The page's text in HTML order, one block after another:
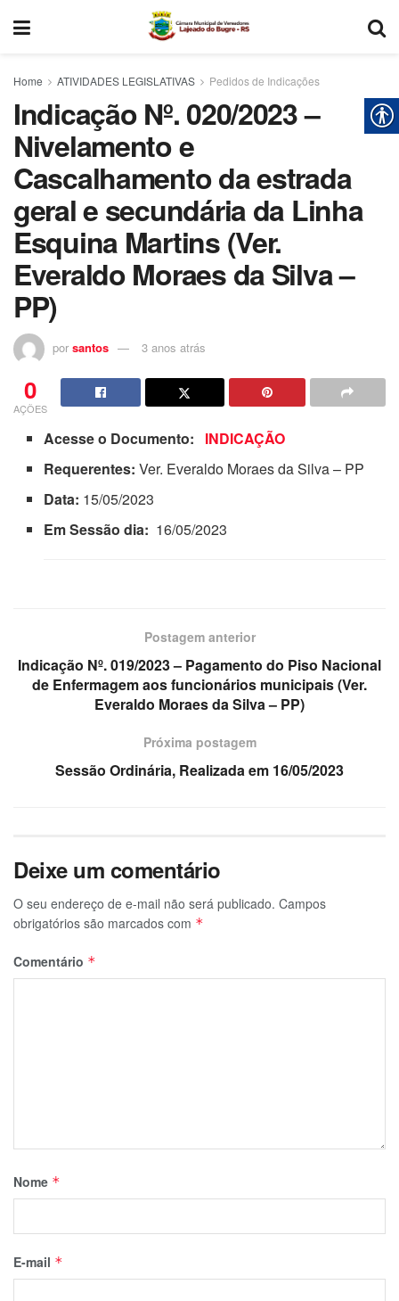
Home ATIVIDADES LEGISLATIVAS Pedidos de Indicações
Indicação Nº. 020/2023 –
Nivelamento e
Cascalhamento da estrada
geral e secundária da Linha
Esquina Martins (Ver.
Everaldo Moraes da Silva –
PP)
por santos 3 anos atrás
0
AÇÕES
Acesse o Documento: INDICAÇÃO
Requerentes: Ver. Everaldo Moraes da Silva – PP
Data: 15/05/2023
Em Sessão dia: 16/05/2023
Postagem anterior
Indicação Nº. 019/2023 – Pagamento do Piso Nacional
de Enfermagem aos funcionários municipais (Ver.
Everaldo Moraes da Silva – PP)
Próxima postagem
Sessão Ordinária, Realizada em 16/05/2023
Deixe um comentário
O seu endereço de e-mail não será publicado. Campos
obrigatórios são marcados com *
Comentário *
Nome *
E-mail *